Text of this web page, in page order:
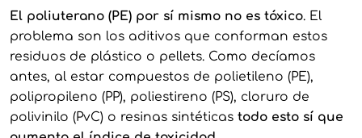
El poliuterano (PE) por sí mismo no es tóxico. El
problema son los aditivos que conforman estos
residuos de plástico o pellets. Como decíamos
antes, al estar compuestos de polietileno (PE),
polipropileno (PP), poliestireno (PS), cloruro de
polivinilo (PvC) o resinas sintéticas todo esto sí que